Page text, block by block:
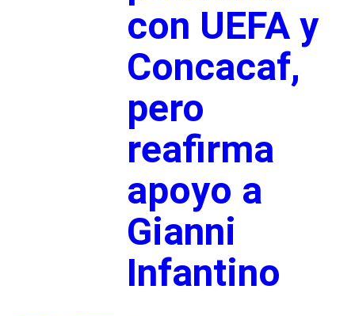
con UEFA y
Concacaf,
pero
reafirma
apoyo a
Gianni
Infantino